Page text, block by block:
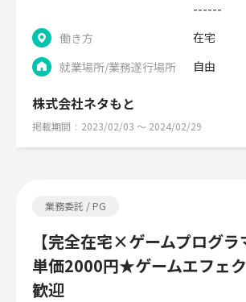
------
働き方
在宅
就業場所/業務遂行場所
自由
株式会社ネタもと
掲載期間 2023/02/03 〜 2024/02/29
業務委託 / PG
【完全在宅×ゲームプログ
単価2000円★ゲームエフェ
歓迎